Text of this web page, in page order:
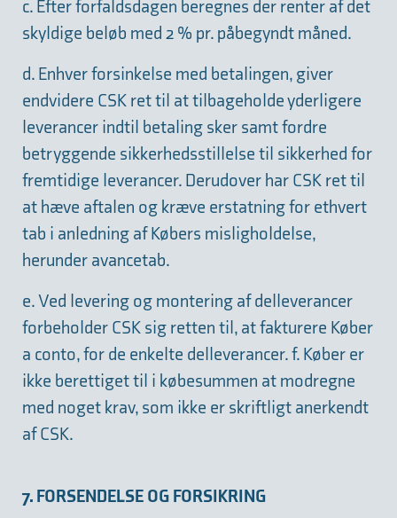
c. Efter forfaldsdagen beregnes der renter af det
skyldige beløb med 2 % pr. påbegyndt måned.
d. Enhver forsinkelse med betalingen, giver
endvidere CSK ret til at tilbageholde yderligere
leverancer indtil betaling sker samt fordre
betryggende sikkerhedsstillelse til sikkerhed for
fremtidige leverancer. Derudover har CSK ret til
at hæve aftalen og kræve erstatning for ethvert
tab i anledning af Købers misligholdelse,
herunder avancetab.
e. Ved levering og montering af delleverancer
forbeholder CSK sig retten til, at fakturere Køber
a conto, for de enkelte delleverancer. f. Køber er
ikke berettiget til i købesummen at modregne
med noget krav, som ikke er skriftligt anerkendt
af CSK.
7. FORSENDELSE OG FORSIKRING